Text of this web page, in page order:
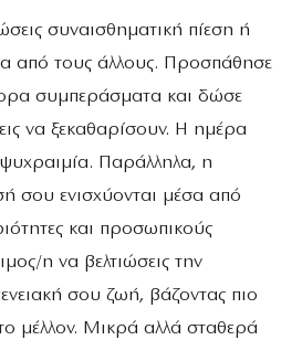
συναισθηματική πίεση ή
από τους άλλους. Προσπάθησε
συμπεράσματα και δώσε
να ξεκαθαρίσουν. Η ημέρα
Παράλληλα, η
σου ενισχύονται μέσα από
και προσωπικούς
η να βελτιώσεις την
σου ζωή, βάζοντας πιο
μέλλον. Μικρά αλλά σταθερά